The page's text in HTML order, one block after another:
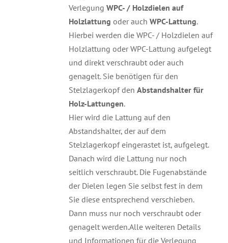
Verlegung WPC- / Holzdielen auf
Holzlattung oder auch WPC-Lattung.
Hierbei werden die WPC- / Holzdielen auf
Holzlattung oder WPC-Lattung aufgelegt
und direkt verschraubt oder auch
genagelt. Sie benötigen für den
Stelzlagerkopf den Abstandshalter für
Holz-Lattungen.
Hier wird die Lattung auf den
Abstandshalter, der auf dem
Stelzlagerkopf eingerastet ist, aufgelegt.
Danach wird die Lattung nur noch
seitlich verschraubt. Die Fugenabstände
der Dielen legen Sie selbst fest in dem
Sie diese entsprechend verschieben.
Dann muss nur noch verschraubt oder
genagelt werden.Alle weiteren Details
und Informationen für die Verlegung